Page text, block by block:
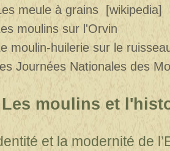
meule à grains [wikipedia]
moulins sur l'Orvin
moulin-huilerie sur le
Journées Nationales des
Les moulins et
et la modernité de